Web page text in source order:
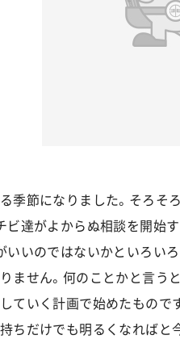
季節になりました。そろそ
ビ達がよからぬ相談を開始
いいのではないかといろい
ません。何のことかと言う
ていく計画で始めたもので
ちだけでも明るくなればと